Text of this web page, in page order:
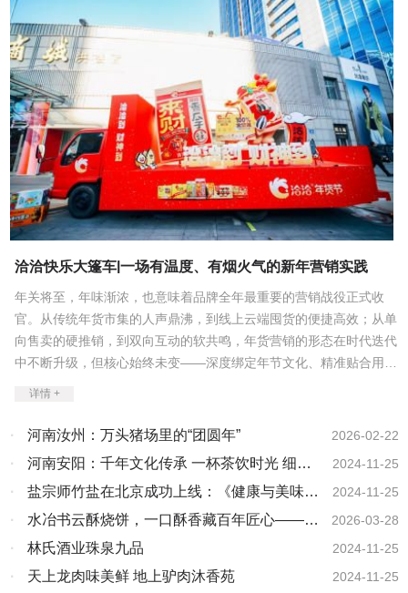
洽洽快乐大篷车|一场有温度、有烟火气的新年营销实践
年关将至，年味渐浓，也意味着品牌全年最重要的营销战役正式收
官。从传统年货市集的人声鼎沸，到线上云端囤货的便捷高效；从单
向售卖的硬推销，到双向互动的软共鸣，年货营销的形态在时代迭代
中不断升级，但核心始终未变——深度绑定年节文化、精准贴合用户
为“嗑瓜子”这一传统年俗的绝对主角，国民品牌洽洽在今年春节期间
国25座城市消费者手中，累计吸引现场围观市民104万人，寻宝参与
人数破2万人，全网曝光量高达6500万，并荣登多地同城热搜榜，在
春节前夕成功引爆一场现象级的全民欢乐热潮，也让传统年味在创新
互动中焕发出全新活力。洽洽此次营销突围，扎根年味、拥抱年轻，
围绕三大核心要点发力：一、洞察新年好运期许，以寻宝为主线，解
锁新春好彩头每逢春节，祈愿新一年顺顺利利、收获好运是国人最普
详情 +
· 河南汝州：万头猪场里的“团圆年” 2026-02-22
·
河南安阳：千年文化传承 一杯茶饮时光 细品
汉字茶韵 领略字都之美
2024-11-25
·
盐宗师竹盐在北京成功上线：《健康与美味的
崭新篇章》
2024-11-25
·
水冶书云酥烧饼，一口酥香藏百年匠心——热
烈祝贺水冶书云酥烧饼被推选为全国“百佳地方
特色名吃”
2026-03-28
· 林氏酒业珠泉九品 2024-11-25
· 天上龙肉味美鲜 地上驴肉沐香苑 2024-11-25